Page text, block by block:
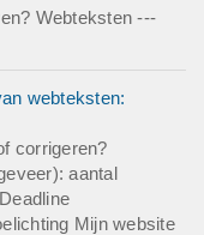
Webteksten ---
webteksten:
corrigeren?
aantal
Mijn website